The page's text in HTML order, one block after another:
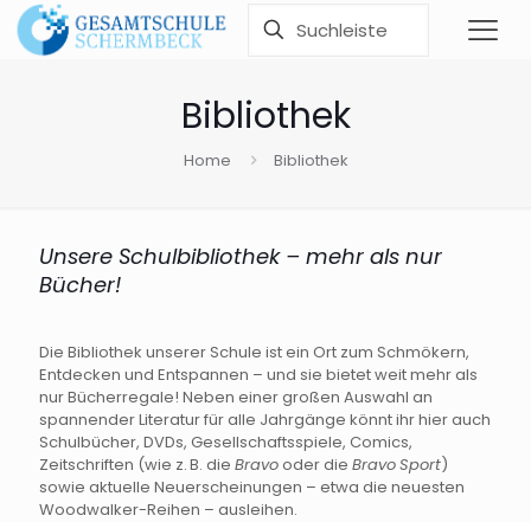
Bibliothek
Home Bibliothek
Unsere Schulbibliothek – mehr als nur
Bücher!
Die Bibliothek unserer Schule ist ein Ort zum Schmökern,
Entdecken und Entspannen – und sie bietet weit mehr als
nur Bücherregale! Neben einer großen Auswahl an
spannender Literatur für alle Jahrgänge könnt ihr hier auch
Schulbücher, DVDs, Gesellschaftsspiele, Comics,
Zeitschriften (wie z. B. die Bravooder die BravoSport)
sowie aktuelle Neuerscheinungen – etwa die neuesten
Woodwalker-Reihen – ausleihen.